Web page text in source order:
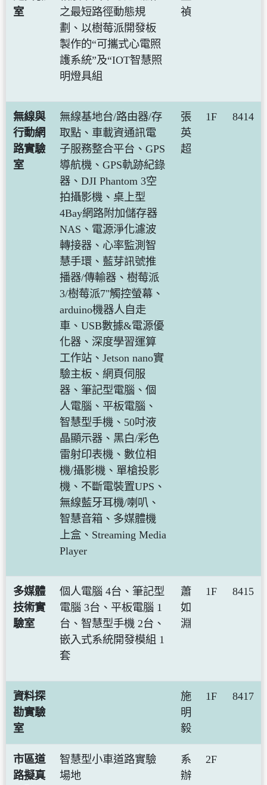
室
之最短路徑動態規
劃、以樹莓派開發板
製作的“可攜式心電照
護系統”及“IOT智慧照
明燈具組
禎
無線與
行動網
路實驗
室
無線基地台/路由器/存
取點、車載資通訊電
子服務整合平台、GPS
導航機、GPS軌跡紀錄
器、DJI Phantom 3空
拍攝影機、桌上型
4Bay網路附加儲存器
NAS、電源淨化濾波
轉接器、心率監測智
慧手環、藍芽訊號推
播器/傳輸器、樹莓派
3/樹莓派7"觸控螢幕、
arduino機器人自走
車、USB數據&電源優
化器、深度學習運算
工作站、Jetson nano實
驗主板、網頁伺服
器、筆記型電腦、個
人電腦、平板電腦、
智慧型手機、50吋液
晶顯示器、黑白/彩色
雷射印表機、數位相
機/攝影機、單槍投影
機、不斷電裝置UPS、
無線藍牙耳機/喇叭、
智慧音箱、多媒體機
上盒、Streaming Media
Player
張
英
超
1F 8414
多媒體
技術實
驗室
個人電腦 4台、筆記型
電腦 3台、平板電腦 1
台、智慧型手機 2台、
嵌入式系統開發模組 1
套
蕭
如
淵
1F 8415
資料探
勘實驗
室
施
明
毅
1F 8417
市區道
路擬真
智慧型小車道路實驗
場地
系
辦
2F